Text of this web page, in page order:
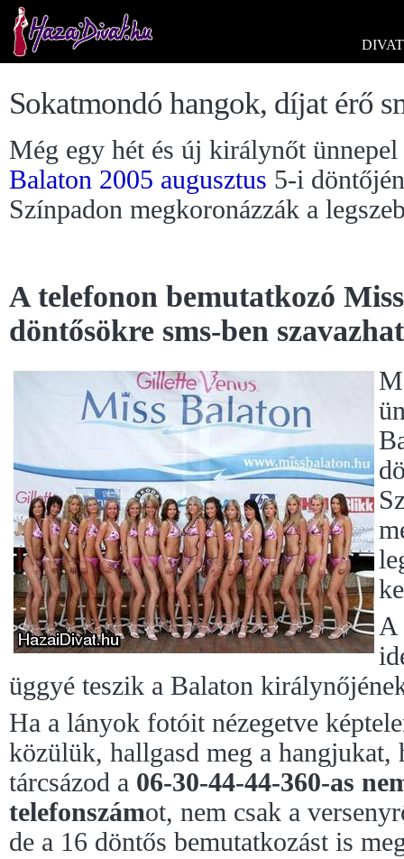
DIVAT
Sokatmondó hangok, díjat érő
Még egy hét és új királynőt
Balaton 2005 augusztus 5-i
Színpadon megkoronázzák a
A telefonon bemutatkozó
döntősökre sms-ben
A
üggyé teszik a Balaton
Ha a lányok fotóit nézegetve
közülük, hallgasd meg a
tárcsázod a 06-30-44-44-360-as
telefonszámot, nem csak a
de a 16 döntős bemutatkozást is